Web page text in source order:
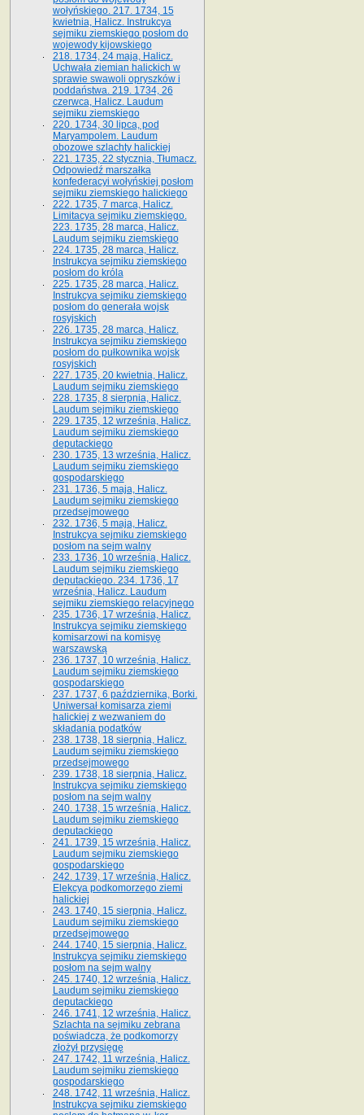
wołyńskiego. 217. 1734, 15
kwietnia, Halicz. Instrukcya
sejmiku ziemskiego posłom do
wojewody kijowskiego
218. 1734, 24 maja, Halicz.
Uchwała ziemian halickich w
sprawie swawoli opryszków i
poddaństwa. 219. 1734, 26
czerwca, Halicz. Laudum
sejmiku ziemskiego
220. 1734, 30 lipca, pod
Maryampolem. Laudum
obozowe szlachty halickiej
221. 1735, 22 stycznia, Tłumacz.
Odpowiedź marszałka
konfederacyi wołyńskiej posłom
sejmiku ziemskiego halickiego
222. 1735, 7 marca, Halicz.
Limitacya sejmiku ziemskiego.
223. 1735, 28 marca, Halicz.
Laudum sejmiku ziemskiego
224. 1735, 28 marca, Halicz.
Instrukcya sejmiku ziemskiego
posłom do króla
225. 1735, 28 marca, Halicz.
Instrukcya sejmiku ziemskiego
posłom do generała wojsk
rosyjskich
226. 1735, 28 marca, Halicz.
Instrukcya sejmiku ziemskiego
posłom do pułkownika wojsk
rosyjskich
227. 1735, 20 kwietnia, Halicz.
Laudum sejmiku ziemskiego
228. 1735, 8 sierpnia, Halicz.
Laudum sejmiku ziemskiego
229. 1735, 12 września, Halicz.
Laudum sejmiku ziemskiego
deputackiego
230. 1735, 13 września, Halicz.
Laudum sejmiku ziemskiego
gospodarskiego
231. 1736, 5 maja, Halicz.
Laudum sejmiku ziemskiego
przedsejmowego
232. 1736, 5 maja, Halicz.
Instrukcya sejmiku ziemskiego
posłom na sejm walny
233. 1736, 10 września, Halicz.
Laudum sejmiku ziemskiego
deputackiego. 234. 1736, 17
września, Halicz. Laudum
sejmiku ziemskiego relacyjnego
235. 1736, 17 września, Halicz.
Instrukcya sejmiku ziemskiego
komisarzowi na komisyę
warszawską
236. 1737, 10 września, Halicz.
Laudum sejmiku ziemskiego
gospodarskiego
237. 1737, 6 października, Borki.
Uniwersał komisarza ziemi
halickiej z wezwaniem do
składania podatków
238. 1738, 18 sierpnia, Halicz.
Laudum sejmiku ziemskiego
przedsejmowego
239. 1738, 18 sierpnia, Halicz.
Instrukcya sejmiku ziemskiego
posłom na sejm walny
240. 1738, 15 września, Halicz.
Laudum sejmiku ziemskiego
deputackiego
241. 1739, 15 września, Halicz.
Laudum sejmiku ziemskiego
gospodarskiego
242. 1739, 17 września, Halicz.
Elekcya podkomorzego ziemi
halickiej
243. 1740, 15 sierpnia, Halicz.
Laudum sejmiku ziemskiego
przedsejmowego
244. 1740, 15 sierpnia, Halicz.
Instrukcya sejmiku ziemskiego
posłom na sejm walny
245. 1740, 12 września, Halicz.
Laudum sejmiku ziemskiego
deputackiego
246. 1741, 12 września, Halicz.
Szlachta na sejmiku zebrana
poświadcza, że podkomorzy
złożył przysięgę
247. 1742, 11 września, Halicz.
Laudum sejmiku ziemskiego
gospodarskiego
248. 1742, 11 września, Halicz.
Instrukcya sejmiku ziemskiego